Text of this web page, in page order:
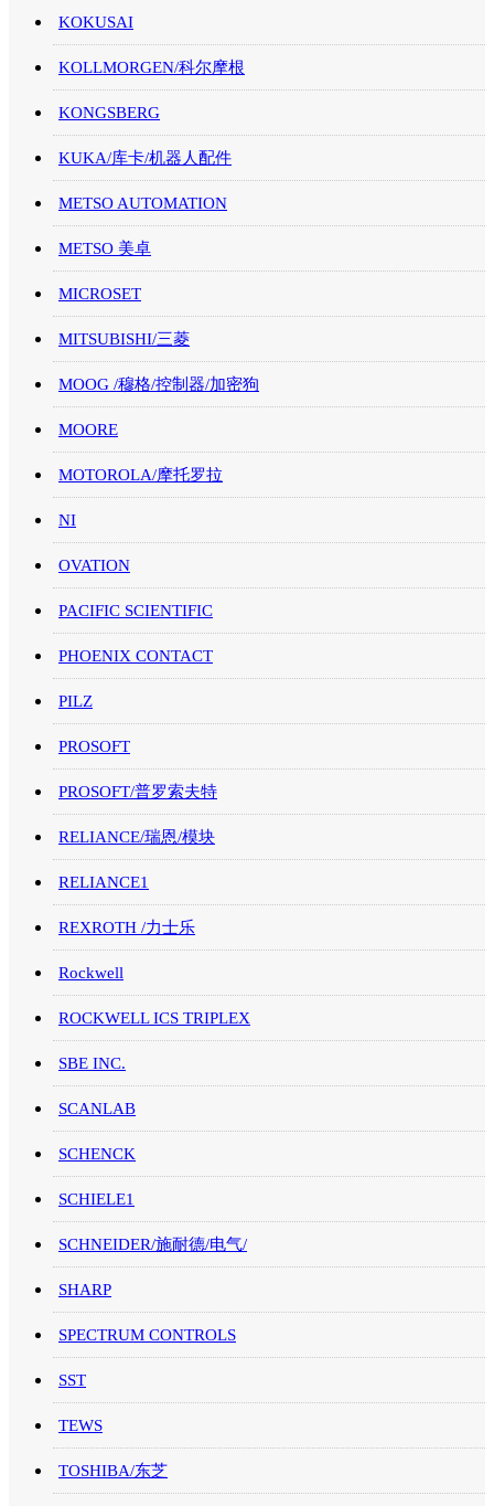
KOKUSAI
KOLLMORGEN/科尔摩根
KONGSBERG
KUKA/库卡/机器人配件
METSO AUTOMATION
METSO 美卓
MICROSET
MITSUBISHI/三菱
MOOG /穆格/控制器/加密狗
MOORE
MOTOROLA/摩托罗拉
NI
OVATION
PACIFIC SCIENTIFIC
PHOENIX CONTACT
PILZ
PROSOFT
PROSOFT/普罗索夫特
RELIANCE/瑞恩/模块
RELIANCE1
REXROTH /力士乐
Rockwell
ROCKWELL ICS TRIPLEX
SBE INC.
SCANLAB
SCHENCK
SCHIELE1
SCHNEIDER/施耐德/电气/
SHARP
SPECTRUM CONTROLS
SST
TEWS
TOSHIBA/东芝